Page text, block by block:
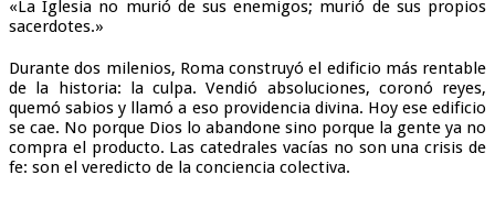
«La Iglesia no murió de sus enemigos; murió de sus propios
sacerdotes.»
Durante dos milenios, Roma construyó el edificio más rentable
de la historia: la culpa. Vendió absoluciones, coronó reyes,
quemó sabios y llamó a eso providencia divina. Hoy ese edificio
se cae. No porque Dios lo abandone sino porque la gente ya no
compra el producto. Las catedrales vacías no son una crisis de
fe: son el veredicto de la conciencia colectiva.